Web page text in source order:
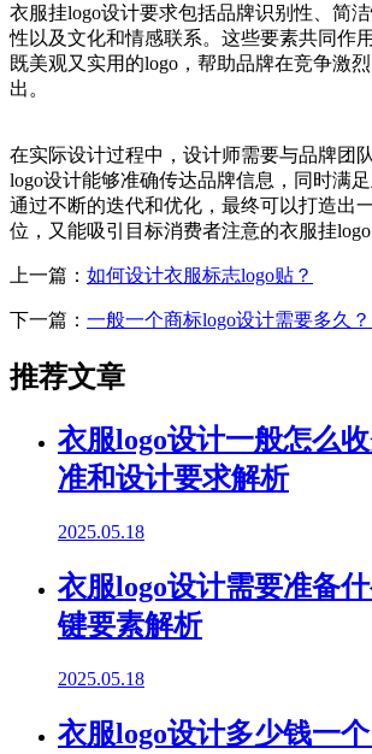
衣服挂logo设计要求包括品牌识别性、简
性以及文化和情感联系。这些要素共同作
既美观又实用的logo，帮助品牌在竞争激
出。
在实际设计过程中，设计师需要与品牌团
logo设计能够准确传达品牌信息，同时满足
通过不断的迭代和优化，最终可以打造出
位，又能吸引目标消费者注意的衣服挂logo
上一篇： 如何设计衣服标志logo贴？
下一篇： 一般一个商标logo设计需要多久
推荐文章
衣服logo设计一般怎么
准和设计要求解析
2025.05.18
衣服logo设计需要准备
键要素解析
2025.05.18
衣服logo设计多少钱一